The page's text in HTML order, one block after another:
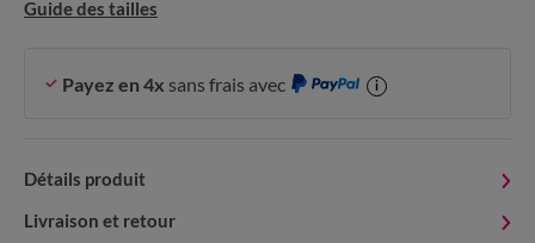
Guide des tailles
Payez en 4x sans frais avec i
Détails produit
Livraison et retour